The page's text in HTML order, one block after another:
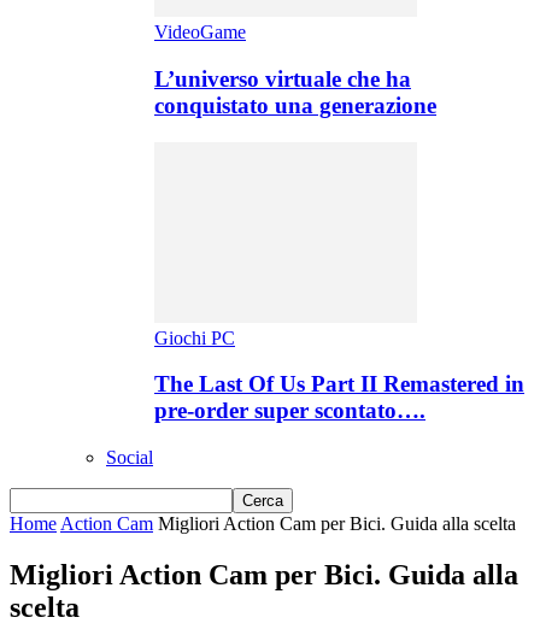
VideoGame
L’universo virtuale che ha
conquistato una generazione
Giochi PC
The Last Of Us Part II Remastered in
pre-order super scontato….
Social
Home Action Cam Migliori Action Cam per Bici. Guida alla scelta
Migliori Action Cam per Bici. Guida alla
scelta